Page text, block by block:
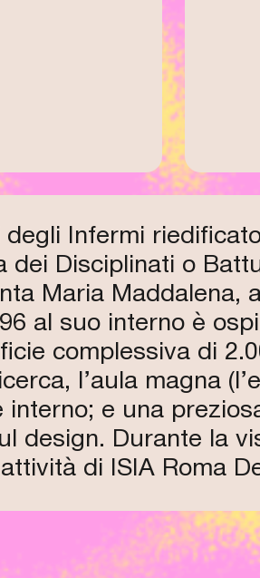
Infermi
dei Disciplinati o
Maria Maddalena,
al suo interno è
complessiva di
l’aula magna
e una
design. Durante la
di ISIA Roma